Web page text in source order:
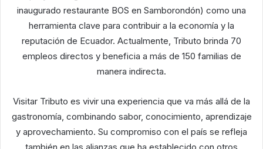
inaugurado restaurante BOS en Samborondón) como una
herramienta clave para contribuir a la economía y la
reputación de Ecuador. Actualmente, Tributo brinda 70
empleos directos y beneficia a más de 150 familias de
manera indirecta.
Visitar Tributo es vivir una experiencia que va más allá de la
gastronomía, combinando sabor, conocimiento, aprendizaje
y aprovechamiento. Su compromiso con el país se refleja